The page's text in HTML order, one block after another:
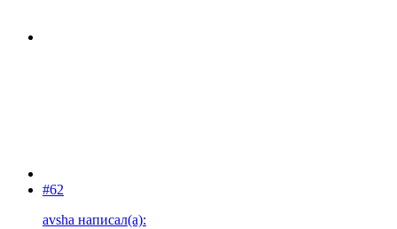
#62
avsha написал(а):